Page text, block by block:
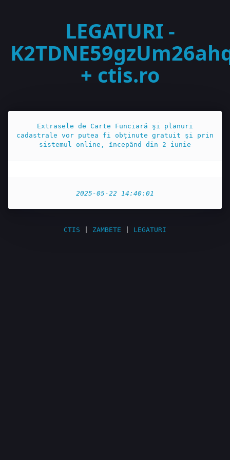
LEGATURI -
+ ctis.ro
Extrasele de Carte Funciară şi planuri
cadastrale vor putea fi obținute gratuit şi prin
sistemul online, începând din 2 iunie
2025-05-22 14:40:01
CTIS ZAMBETE LEGATURI